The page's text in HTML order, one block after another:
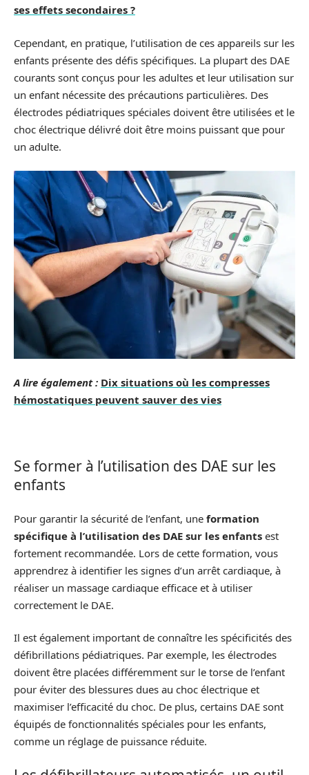
ses effets secondaires ?
Cependant, en pratique, l’utilisation de ces appareils sur les
enfants présente des défis spécifiques. La plupart des DAE
courants sont conçus pour les adultes et leur utilisation sur
un enfant nécessite des précautions particulières. Des
électrodes pédiatriques spéciales doivent être utilisées et le
choc électrique délivré doit être moins puissant que pour
un adulte.
A lire également : Dix situations où les compresses
hémostatiques peuvent sauver des vies
Se former à l’utilisation des DAE sur les
enfants
Pour garantir la sécurité de l’enfant, une formation
spécifique à l’utilisation des DAE sur les enfants est
fortement recommandée. Lors de cette formation, vous
apprendrez à identifier les signes d’un arrêt cardiaque, à
réaliser un massage cardiaque efficace et à utiliser
correctement le DAE.
Il est également important de connaître les spécificités des
défibrillations pédiatriques. Par exemple, les électrodes
doivent être placées différemment sur le torse de l’enfant
pour éviter des blessures dues au choc électrique et
maximiser l’efficacité du choc. De plus, certains DAE sont
équipés de fonctionnalités spéciales pour les enfants,
comme un réglage de puissance réduite.